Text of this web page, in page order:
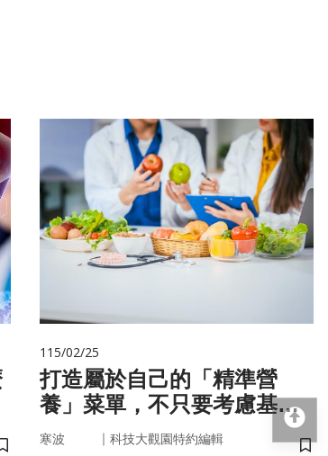
115/02/25
打造屬於自己的「精準營
養」菜單，不只要考慮基
因，關鍵更在腸道微生物
寒波 ｜ 科技大觀園特約編輯
回